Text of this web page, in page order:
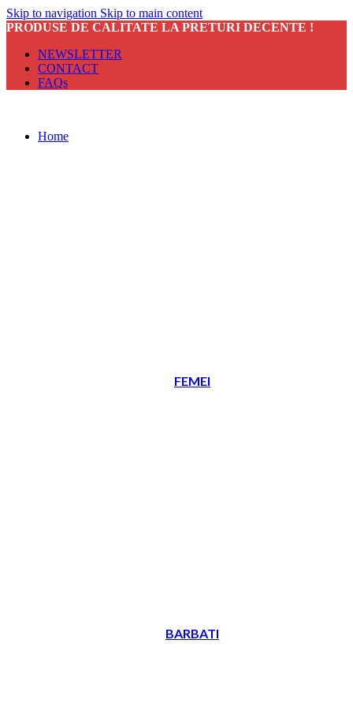
Skip to navigation Skip to main content
PRODUSE DE CALITATE LA PRETURI DECENTE !
NEWSLETTER
CONTACT
FAQs
Home
FEMEI
BARBATI